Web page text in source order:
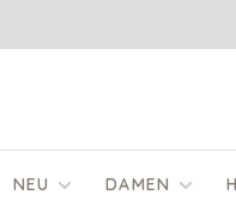
NEU DAMEN